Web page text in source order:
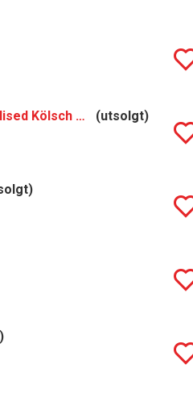
Phantom x Pipeline Interdimensional Narwhals Thiolised Kölsch Style Lager (utsolgt)